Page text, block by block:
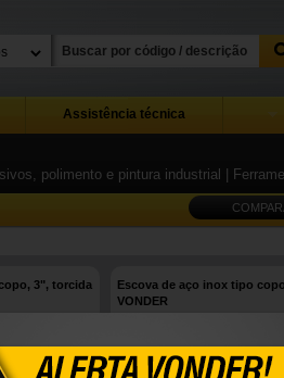
Assistência técnica
polimento e pintura industrial |
3", torcida
Escova de aço inox tipo
VONDER
63.25.014.004
VONDER